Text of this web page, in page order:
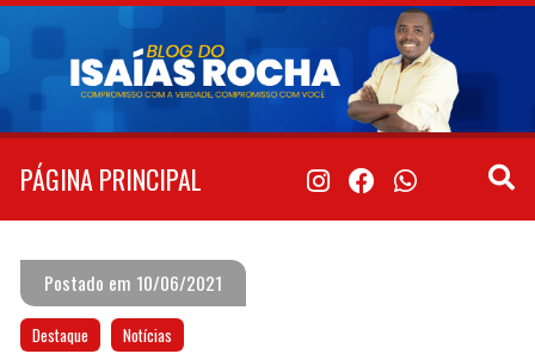
Pular
conteúdo
PÁGINA PRINCIPAL
Postado em 10/06/2021
Destaque Notícias